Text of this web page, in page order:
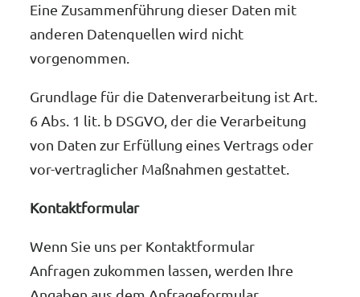
Eine Zusammenführung dieser Daten mit
anderen Datenquellen wird nicht
vorgenommen.
Grundlage für die Datenverarbeitung ist Art.
6 Abs. 1 lit. b DSGVO, der die Verarbeitung
von Daten zur Erfüllung eines Vertrags oder
vor-vertraglicher Maßnahmen gestattet.
Kontaktformular
Wenn Sie uns per Kontaktformular
Anfragen zukommen lassen, werden Ihre